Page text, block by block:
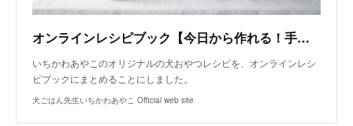
オンラインレシピブック【今日から作れる！手作り犬おやつレシピ】
いちかわあやこのオリジナルの犬おやつレシピを、オンラインレシ
ピブックにまとめることにしました。
犬ごはん先生いちかわあやこ Official web site